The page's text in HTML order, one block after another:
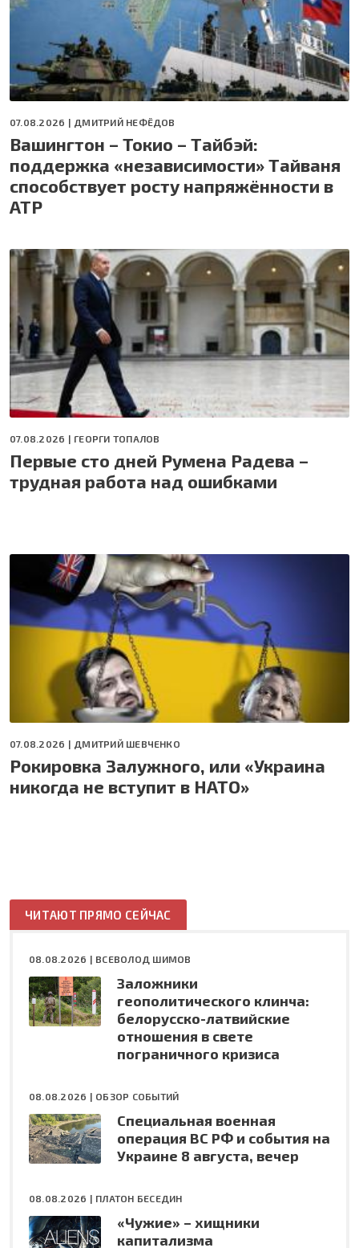
07.08.2026 | ДМИТРИЙ НЕФЁДОВ
Вашингтон – Токио – Тайбэй:
поддержка «независимости» Тайваня
способствует росту напряжённости в
АТР
07.08.2026 | ГЕОРГИ ТОПАЛОВ
Первые сто дней Румена Радева –
трудная работа над ошибками
07.08.2026 | ДМИТРИЙ ШЕВЧЕНКО
Рокировка Залужного, или «Украина
никогда не вступит в НАТО»
ЧИТАЮТ ПРЯМО СЕЙЧАС
08.08.2026 | ВСЕВОЛОД ШИМОВ
Заложники
геополитического клинча:
белорусско-латвийские
отношения в свете
пограничного кризиса
08.08.2026 | ОБЗОР СОБЫТИЙ
Специальная военная
операция ВС РФ и события на
Украине 8 августа, вечер
08.08.2026 | ПЛАТОН БЕСЕДИН
«Чужие» – хищники
капитализма